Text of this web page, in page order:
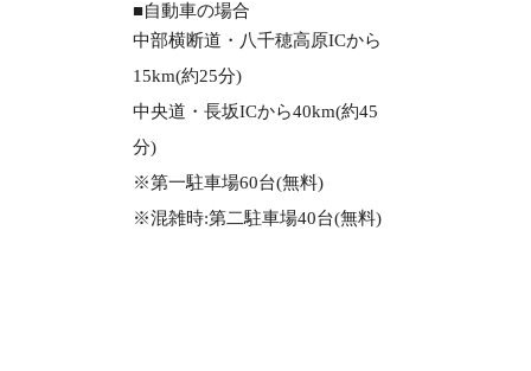
■自動車の場合
中部横断道・八千穂高原ICから
15km(約25分)
中央道・長坂ICから40km(約45
分)
※第一駐車場60台(無料)
※混雑時:第二駐車場40台(無料)